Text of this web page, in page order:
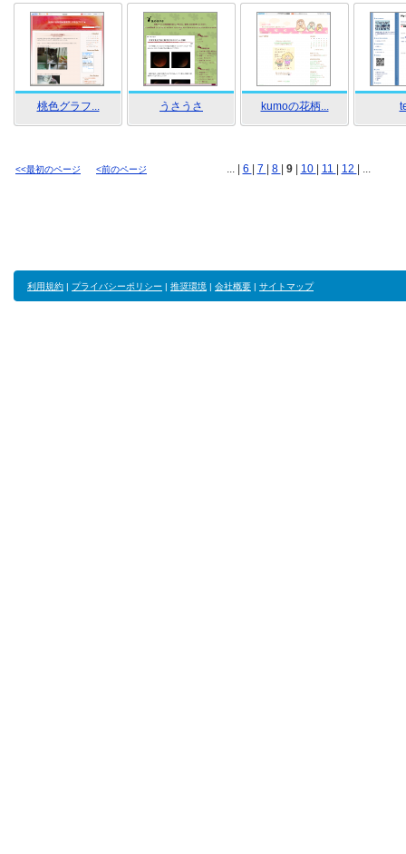
桃色グラフ... うさうさ kumoの花柄...
<<最初のページ <前のページ ... | 6 7 8 9 10 11 12 | ...
利用規約 | プライバシーポリシー | 推奨環境 | 会社概要 | サイトマップ